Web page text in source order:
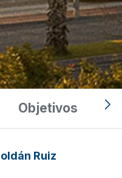
Objetivos
Ruiz